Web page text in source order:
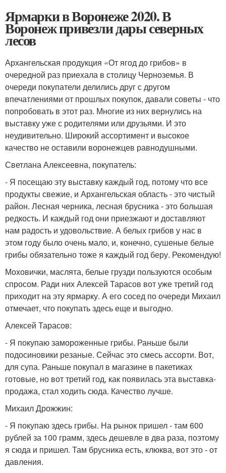
Ярмарки в Воронеже 2020. В
Воронеж привезли дары северных
лесов
Архангельская продукция «От ягод до грибов» в
очередной раз приехала в столицу Черноземья. В
очереди покупатели делились друг с другом
впечатлениями от прошлых покупок, давали советы - что
попробовать в этот раз. Многие из них вернулись на
выставку уже с родителями или друзьями. И это
неудивительно. Широкий ассортимент и высокое
качество не оставили воронежцев равнодушными.
Светлана Алексеевна, покупатель:
- Я посещаю эту выставку каждый год, потому что все
продукты свежие, и Архангельская область - это чистый
район. Лесная черника, лесная брусника - это большая
редкость. И каждый год они приезжают и доставляют
нам радость и удовольствие. А белых грибов у нас в
этом году было очень мало, и, конечно, сушеные белые
грибы обязательно тоже я каждый год беру. Рекомендую!
Моховички, маслята, белые грузди пользуются особым
спросом. Ради них Алексей Тарасов вот уже третий год
приходит на эту ярмарку. А его сосед по очереди Михаил
отмечает, что покупать здесь еще и выгодно.
Алексей Тарасов:
- Я покупаю замороженные грибы. Раньше были
подосиновики резаные. Сейчас это смесь ассорти. Вот,
для супа. Раньше покупал в магазине в пакетиках
готовые, но вот третий год, как появилась эта выставка-
продажа, стал ходить сюда. Качество лучше.
Михаил Дрожжин:
- Я покупаю здесь грибы. На рынок пришел - там 600
рублей за 100 грамм, здесь дешевле в два раза, поэтому
я сюда и пришел. Там брусника есть, клюква, вот это - от
давления.